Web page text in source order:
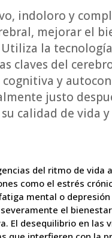
indoloro y
mejorar el
la
claves del
y
justo
calidad de vida
del ritmo de vida
como el estrés
mental o
el
El desequilibrio en las